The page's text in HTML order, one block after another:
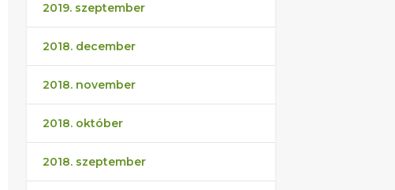
2019. szeptember
2018. december
2018. november
2018. október
2018. szeptember